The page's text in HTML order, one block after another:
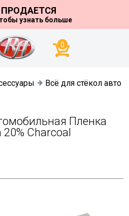
узнать больше
0
Всё для стёкол авто
Пленка
Charcoal